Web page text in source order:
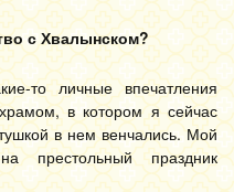
с Хвалынском?
то личные впечатления
в котором я сейчас
в нем венчались. Мой
престольный праздник